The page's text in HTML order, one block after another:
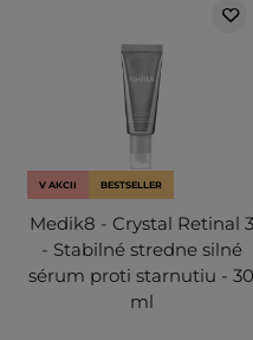
V AKCII BESTSELLER
Medik8 - Crystal Retinal 3
- Stabilné stredne silné
sérum proti starnutiu - 30
ml